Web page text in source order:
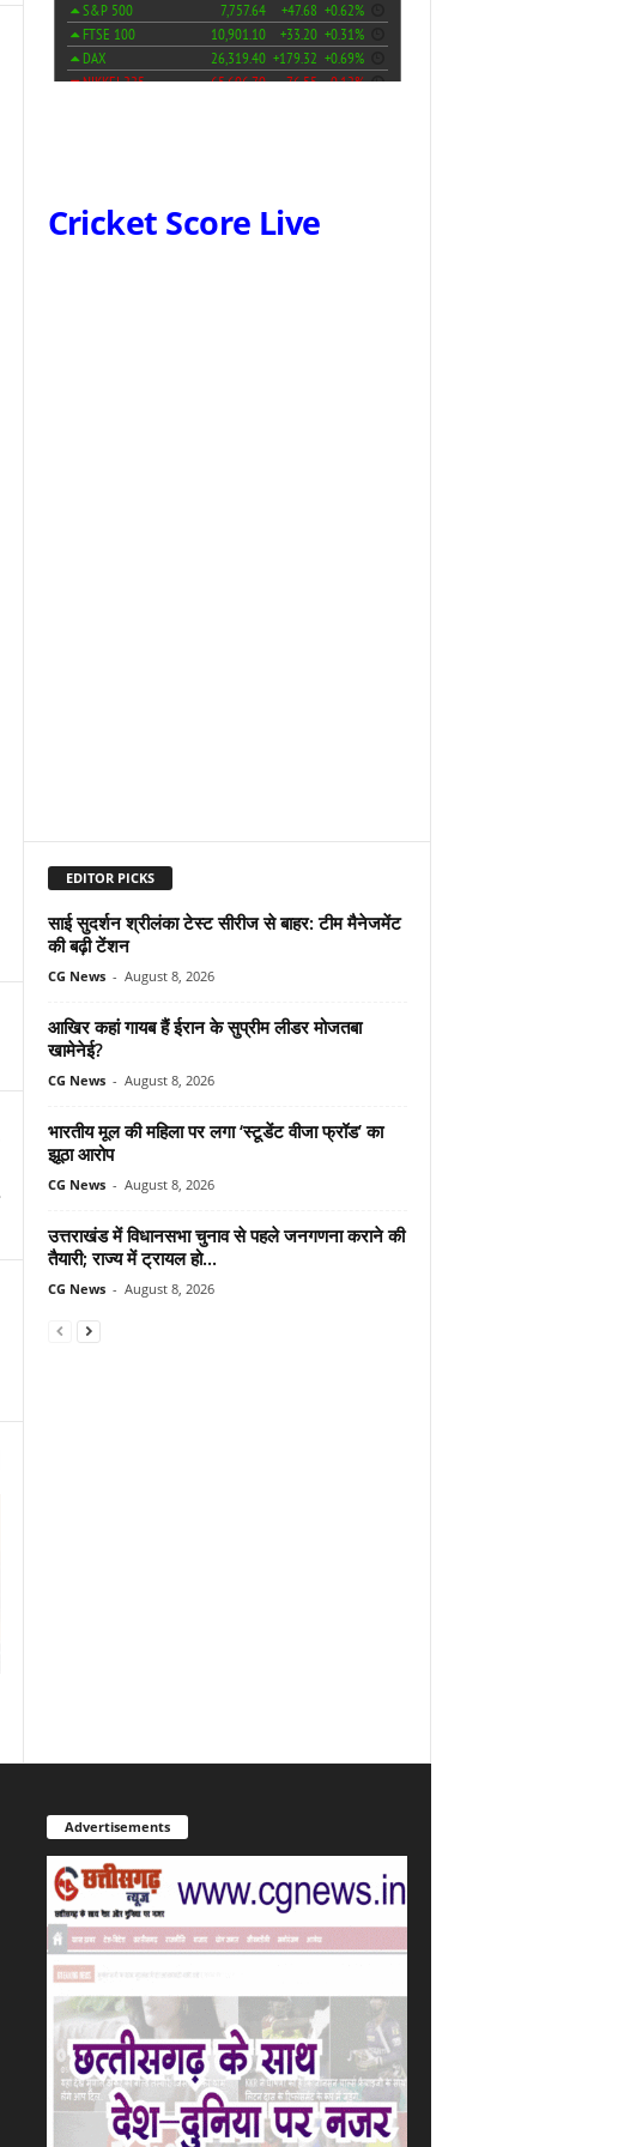
Cricket Score Live
EDITOR PICKS
साई सुदर्शन श्रीलंका टेस्ट सीरीज से बाहर: टीम मैनेजमेंट
की बढ़ी टेंशन
CG News - August 8, 2026
आखिर कहां गायब हैं ईरान के सुप्रीम लीडर मोजतबा
खामेनेई?
CG News - August 8, 2026
भारतीय मूल की महिला पर लगा ‘स्टूडेंट वीजा फ्रॉड’ का
झूठा आरोप
CG News - August 8, 2026
उत्तराखंड में विधानसभा चुनाव से पहले जनगणना कराने की
तैयारी; राज्य में ट्रायल हो...
CG News - August 8, 2026
Advertisements